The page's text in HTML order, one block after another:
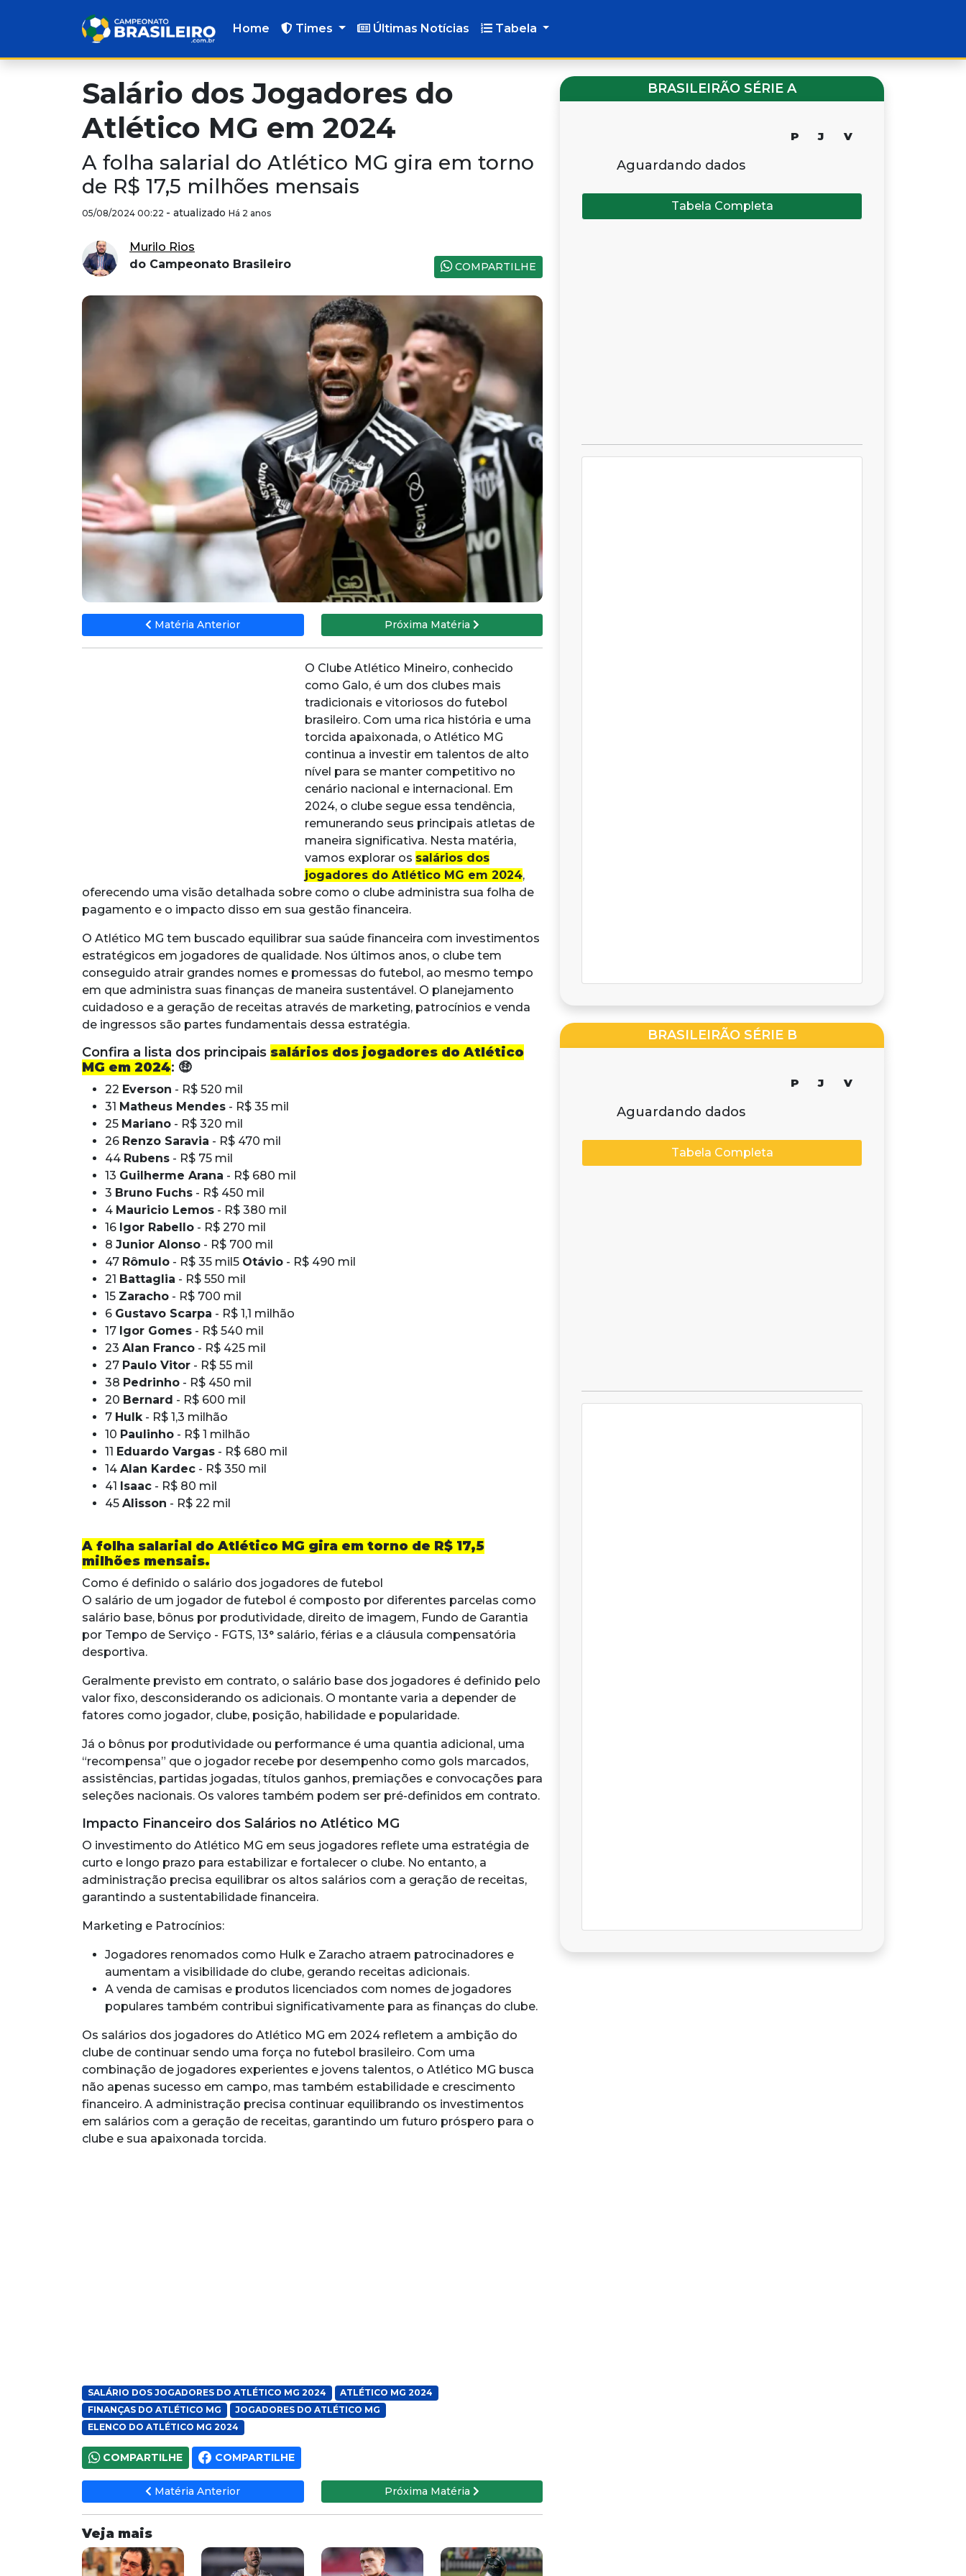
Home Times Últimas Notícias Tabela
Salário dos Jogadores do
Atlético MG em 2024
A folha salarial do Atlético MG gira em torno
de R$ 17,5 milhões mensais
05/08/2024 00:22 - atualizado Há 2 anos
Murilo Rios
do Campeonato Brasileiro
COMPARTILHE
Matéria Anterior Próxima Matéria
O Clube Atlético Mineiro, conhecido
como Galo, é um dos clubes mais
tradicionais e vitoriosos do futebol
brasileiro. Com uma rica história e uma
torcida apaixonada, o Atlético MG
continua a investir em talentos de alto
nível para se manter competitivo no
cenário nacional e internacional. Em
2024, o clube segue essa tendência,
remunerando seus principais atletas de
maneira significativa. Nesta matéria,
vamos explorar os salários dos
jogadores do Atlético MG em 2024,
oferecendo uma visão detalhada sobre como o clube administra sua folha de
pagamento e o impacto disso em sua gestão financeira.
O Atlético MG tem buscado equilibrar sua saúde financeira com investimentos
estratégicos em jogadores de qualidade. Nos últimos anos, o clube tem
conseguido atrair grandes nomes e promessas do futebol, ao mesmo tempo
em que administra suas finanças de maneira sustentável. O planejamento
cuidadoso e a geração de receitas através de marketing, patrocínios e venda
de ingressos são partes fundamentais dessa estratégia.
Confira a lista dos principais salários dos jogadores do Atlético
MG em 2024: 🤑
22 Everson - R$ 520 mil
31 Matheus Mendes - R$ 35 mil
25 Mariano - R$ 320 mil
26 Renzo Saravia - R$ 470 mil
44 Rubens - R$ 75 mil
13 Guilherme Arana - R$ 680 mil
3 Bruno Fuchs - R$ 450 mil
4 Mauricio Lemos - R$ 380 mil
16 Igor Rabello - R$ 270 mil
8 Junior Alonso - R$ 700 mil
47 Rômulo - R$ 35 mil5 Otávio - R$ 490 mil
21 Battaglia - R$ 550 mil
15 Zaracho - R$ 700 mil
6 Gustavo Scarpa - R$ 1,1 milhão
17 Igor Gomes - R$ 540 mil
23 Alan Franco - R$ 425 mil
27 Paulo Vitor - R$ 55 mil
38 Pedrinho - R$ 450 mil
20 Bernard - R$ 600 mil
7 Hulk- R$ 1,3 milhão
10 Paulinho - R$ 1 milhão
11 Eduardo Vargas - R$ 680 mil
14 Alan Kardec - R$ 350 mil
41
Isaac - R$ 80 mil
45 Alisson - R$ 22 mil
A folha salarial do Atlético MG gira em torno de R$ 17,5
milhões mensais.
Como é definido o salário dos jogadores de futebol
O salário de um jogador de futebol é composto por diferentes parcelas como
salário base, bônus por produtividade, direito de imagem, Fundo de Garantia
por Tempo de Serviço - FGTS, 13° salário, férias e a cláusula compensatória
desportiva.
Geralmente previsto em contrato, o salário base dos jogadores é definido pelo
valor fixo, desconsiderando os adicionais. O montante varia a depender de
fatores como jogador, clube, posição, habilidade e popularidade.
Já o bônus por produtividade ou performance é uma quantia adicional, uma
“recompensa” que o jogador recebe por desempenho como gols marcados,
assistências, partidas jogadas, títulos ganhos, premiações e convocações para
seleções nacionais. Os valores também podem ser pré-definidos em contrato.
Impacto Financeiro dos Salários no Atlético MG
O investimento do Atlético MG em seus jogadores reflete uma estratégia de
curto e longo prazo para estabilizar e fortalecer o clube. No entanto, a
administração precisa equilibrar os altos salários com a geração de receitas,
garantindo a sustentabilidade financeira.
Marketing e Patrocínios:
Jogadores renomados como Hulk e Zaracho atraem patrocinadores e
aumentam a visibilidade do clube, gerando receitas adicionais.
A venda de camisas e produtos licenciados com nomes de jogadores
populares também contribui significativamente para as finanças do clube.
Os salários dos jogadores do Atlético MG em 2024 refletem a ambição do
clube de continuar sendo uma força no futebol brasileiro. Com uma
combinação de jogadores experientes e jovens talentos, o Atlético MG busca
não apenas sucesso em campo, mas também estabilidade e crescimento
financeiro. A administração precisa continuar equilibrando os investimentos
em salários com a geração de receitas, garantindo um futuro próspero para o
clube e sua apaixonada torcida.
SALÁRIO DOS JOGADORES DO ATLÉTICO MG 2024
ATLÉTICO MG 2024
FINANÇAS DO ATLÉTICO MG
JOGADORES DO ATLÉTICO MG
ELENCO DO ATLÉTICO MG 2024
COMPARTILHE COMPARTILHE
Matéria Anterior Próxima Matéria
Veja mais
BRASILEIRÃO SÉRIE A
P J V
Aguardando dados
Tabela Completa
BRASILEIRÃO SÉRIE B
P J V
Aguardando dados
Tabela Completa